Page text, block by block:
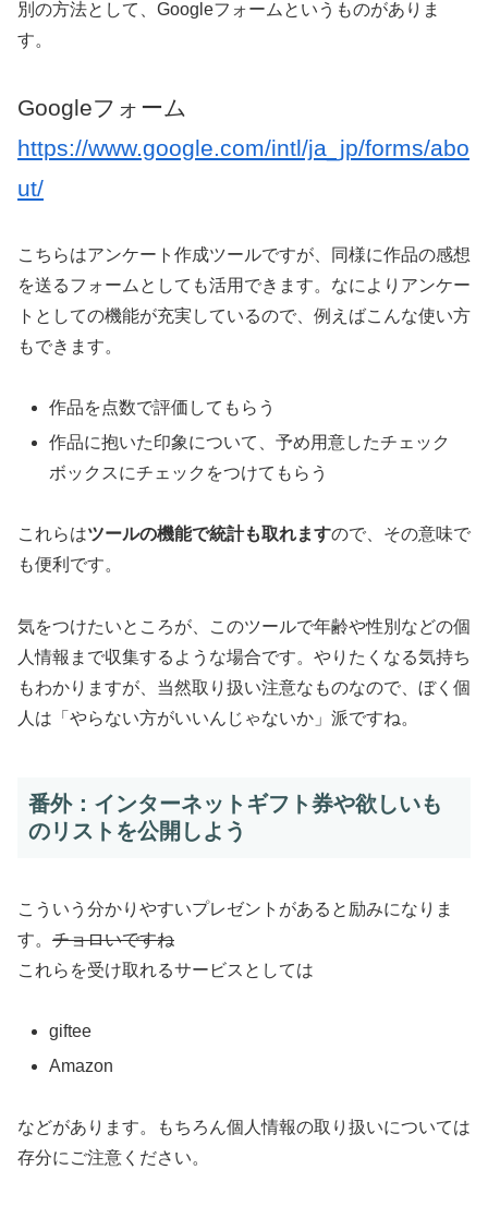
別の方法として、Googleフォームというものがありま
す。
Googleフォーム
https://www.google.com/intl/ja_jp/forms/abo
ut/
こちらはアンケート作成ツールですが、同様に作品の感想
を送るフォームとしても活用できます。なによりアンケー
トとしての機能が充実しているので、例えばこんな使い方
もできます。
作品を点数で評価してもらう
作品に抱いた印象について、予め用意したチェック
ボックスにチェックをつけてもらう
これらはツールの機能で統計も取れますので、その意味で
も便利です。
気をつけたいところが、このツールで年齢や性別などの個
人情報まで収集するような場合です。やりたくなる気持ち
もわかりますが、当然取り扱い注意なものなので、ぼく個
人は「やらない方がいいんじゃないか」派ですね。
番外：インターネットギフト券や欲しいも
のリストを公開しよう
こういう分かりやすいプレゼントがあると励みになりま
す。 チョロいですね
これらを受け取れるサービスとしては
giftee
Amazon
などがあります。もちろん個人情報の取り扱いについては
存分にご注意ください。